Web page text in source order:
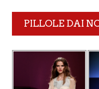
PILLOLE DAI